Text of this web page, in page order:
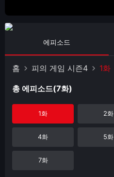
에피소드
홈 피의 게임 시즌4 1화
총 에피소드(7화)
1화 2화
4화 5화
7화